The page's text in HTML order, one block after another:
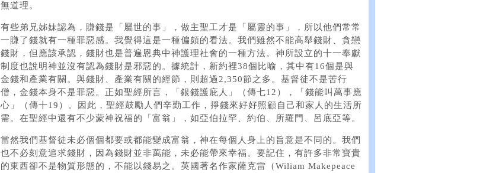
無道理。
有些弟兄姊妹認為，賺錢是「屬世的事」，做主聖工才是「屬靈的事」，所以他們常常
一賺了錢就有一種罪惡感。我覺得這是一種偏頗的看法。我們雖然不能高舉錢財、貪戀
錢財，但應該承認，錢財也是普遍恩典中神護理社會的一種方法。神所設立的十一奉獻
制度也說明神並沒有認為錢財是邪惡的。據統計，新約裡38個比喻，其中有16個是與
金錢和產業有關。與錢財、產業有關的經節，則超過2,350節之多。基督徒不是苦行
僧，金錢本身不是罪惡。正如聖經所言，「銀錢護庇人」（傳七12），「錢能叫萬事應
心」（傳十19）。因此，聖經鼓勵人們辛勤工作，掙錢來好好照顧自己和家人的生活所
需。在聖經中還有不少蒙神祝福的「富翁」，如亞伯拉罕、約伯、所羅門、呂底亞等。
當然我們基督徒未必個個都要或都能變成富翁，神在每個人身上的旨意是不同的。我們
也不必刻意追求錢財，因為錢財並非萬能，未必能帶來幸福。要記住，有許多非常寶貴
的東西卻不是物質形態的，不能以錢易之。英國著名作家薩克雷（Wiliam Makepeace